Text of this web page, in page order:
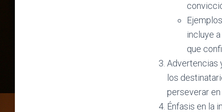
incluye
que
Advertencias
los
perseverar
Énfasis en la